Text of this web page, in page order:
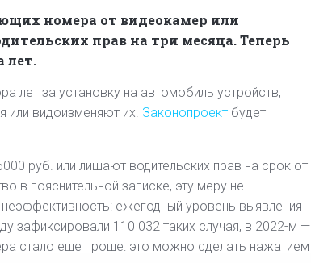
номера от видеокамер или
прав на три месяца. Теперь
лет.
лет за установку на автомобиль устройств,
видоизменяют их. Законопроект будет
руб. или лишают водительских прав на срок от
в пояснительной записке, эту меру не
ежегодный уровень выявления
зафиксировали 110 032 таких случая, в 2022-м —
стало еще проще: это можно сделать нажатием